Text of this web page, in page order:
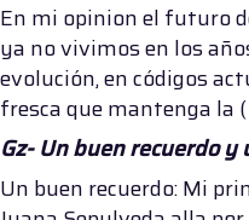
En mi opinion el futuro
ya no vivimos en los
evolución, en códigos
fresca que mantenga la
Gz- Un buen recuerdo y
Un buen recuerdo: Mi